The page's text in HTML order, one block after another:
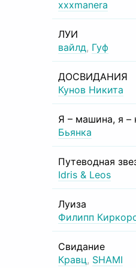
xxxmanera
ЛУИ
вайлд, Гуф
ДОСВИДАНИЯ
Кунов Никита
Я – машина, я –
Бьянка
Путеводная
Idris & Leos
Луиза
Филипп
Свидание
Кравц, SHAMI